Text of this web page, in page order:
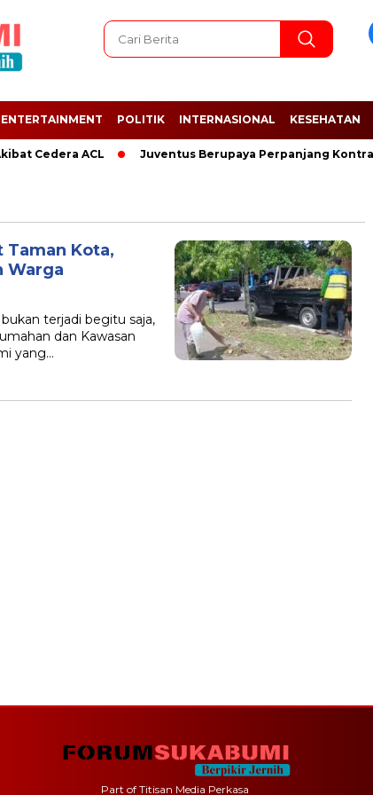
ENTERTAINMENT POLITIK INTERNASIONAL KESEHATAN
Cedera ACL Juventus Berupaya Perpanjang
Kota,
Warga
terjadi begitu saja,
dan Kawasan
yang…
Part of Titisan Media Perkasa